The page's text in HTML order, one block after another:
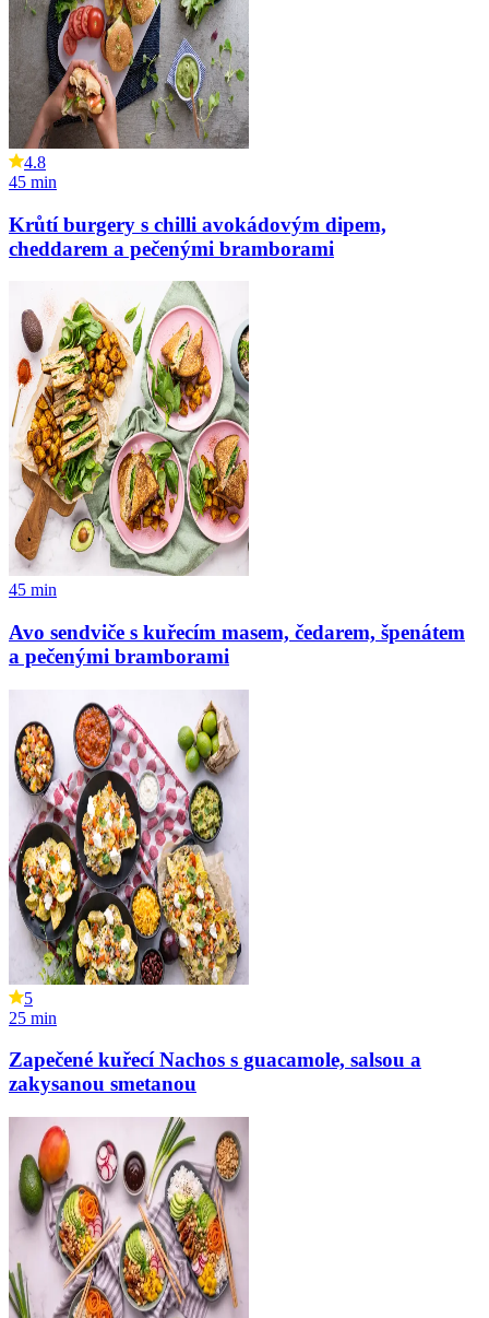
4.8
45 min
Krůtí burgery s chilli avokádovým dipem,
cheddarem a pečenými bramborami
45 min
Avo sendviče s kuřecím masem, čedarem, špenátem
a pečenými bramborami
5
25 min
Zapečené kuřecí Nachos s guacamole, salsou a
zakysanou smetanou